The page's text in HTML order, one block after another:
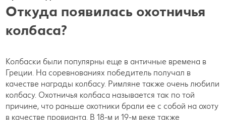
Откуда появилась охотничья
колбаса?
Колбаски были популярны еще в античные времена в
Греции. На соревнованиях победитель получал в
качестве награды колбасу. Римляне также очень любили
колбасу. Охотничья колбаса называется так по той
причине, что раньше охотники брали ее с собой на охоту
в качестве провианта. В 18-м и 19-м веке также